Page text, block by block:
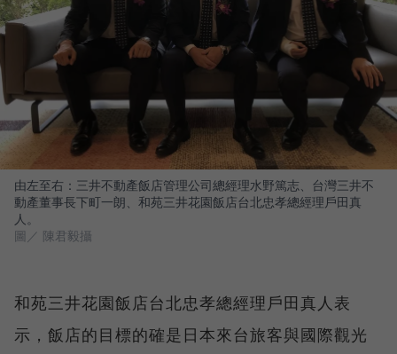
由左至右：三井不動產飯店管理公司總經理水野篤志、台灣三井不
動產董事長下町一朗、和苑三井花園飯店台北忠孝總經理戶田真
人。
圖／ 陳君毅攝
和苑三井花園飯店台北忠孝總經理戶田真人表
示，飯店的目標的確是日本來台旅客與國際觀光